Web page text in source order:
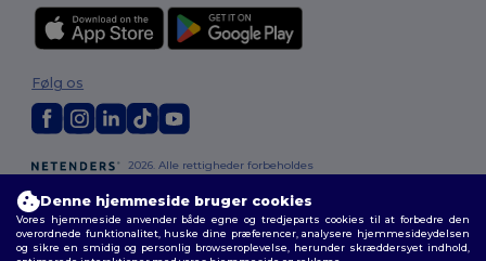
2026. Alle rettigheder forbeholdes
cookies|Sitemap
Følg os
Denne hjemmeside bruger cookies
Vores hjemmeside anvender både egne og tredjeparts cookies til at forbedre den
overordnede funktionalitet, huske dine præferencer, analysere hjemmesideydelsen
og sikre en smidig og personlig browseroplevelse, herunder skræddersyet indhold,